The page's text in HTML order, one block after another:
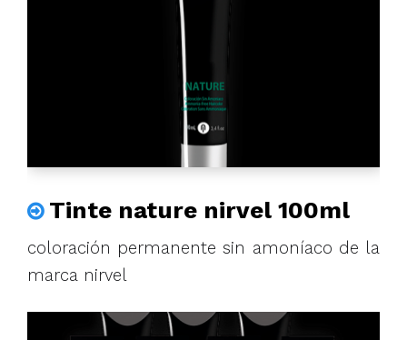
Tinte nature nirvel 100ml
coloración permanente sin amoníaco de la
marca nirvel